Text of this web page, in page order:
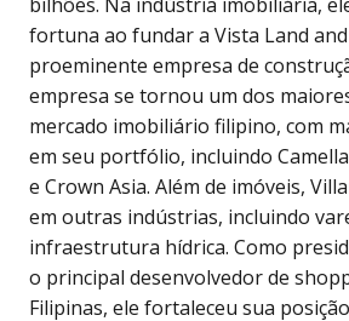
fortuna ao fundar a Vista Land
proeminente empresa de
empresa se tornou um dos
mercado imobiliário filipino, com
em seu portfólio, incluindo
e Crown Asia. Além de imóveis,
em outras indústrias, incluindo
infraestrutura hídrica. Como
o principal desenvolvedor de
Filipinas, ele fortaleceu sua